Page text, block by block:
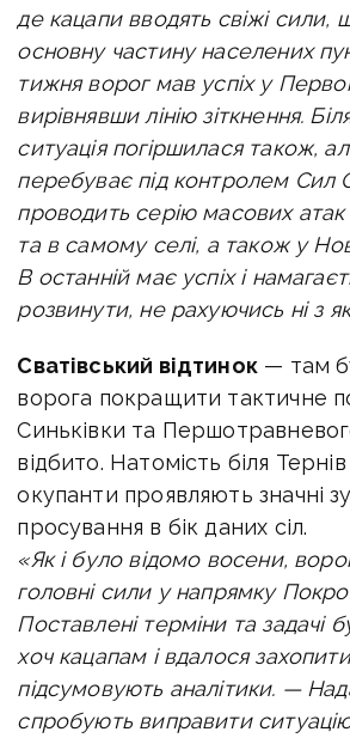
де кацапи вводять свіжі сили,
основну частину населених
тижня ворог мав успіх у
вирівнявши лінію зіткнення.
ситуація погіршилася також,
перебуває під контролем Сил
проводить серію масових атак
та в самому селі, а також у
В останній має успіх і
розвинути, не рахуючись ні з
Сватівський відтинок — там
ворога покращити тактичне
Синьківки та
відбито. Натомість біля
окупанти проявляють значні
просування в бік даних сіл.
«Як і було відомо восени,
головні сили у напрямку
Поставлені терміни та задачі
хоч кацапам і вдалося
підсумовують аналітики. —
спробують виправити